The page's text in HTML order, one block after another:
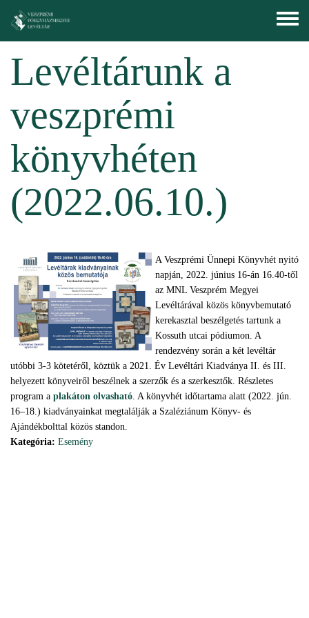
Toggle
menu
Levéltárunk a
veszprémi
könyvhéten
(2022.06.10.)
A Veszprémi Ünnepi Könyvhét nyitó
napján, 2022. június 16-án 16.40-től
az MNL Veszprém Megyei
Levéltárával közös könyvbemutató
kerekasztal beszélgetés tartunk a
Kossuth utcai pódiumon. A
rendezvény során a két levéltár
utóbbi 3-3 kötetéről, köztük a 2021. Év Levéltári Kiadványa II. és III.
helyezett könyveiről beszélnek a szerzők és a szerkesztők. Részletes
program a plakáton olvasható. A könyvhét időtartama alatt (2022. jún.
16–18.) kiadványainkat megtalálják a Szaléziánum Könyv- és
Ajándékbolttal közös standon.
Kategória: Esemény